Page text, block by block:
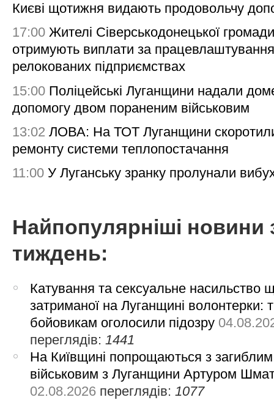
Києві щотижня видають продовольчу
17:00 Жителі Сіверськодонецької
отримують виплати за
релокованих підприємствах
15:00 Поліцейські Луганщини надали
допомогу двом пораненим військовим
13:02 ЛОВА: На ТОТ Луганщини
ремонту системи теплопостачання
11:00 У Луганську зранку пролунали
Найпопулярніші новини
тиждень:
Катування та сексуальне насильство
затриманої на Луганщині волонтерки:
бойовикам оголосили підозру
переглядів:1441
На Київщині попрощаються з загиблим
військовим з Луганщини Артуром
02.08.2026 переглядів:1077